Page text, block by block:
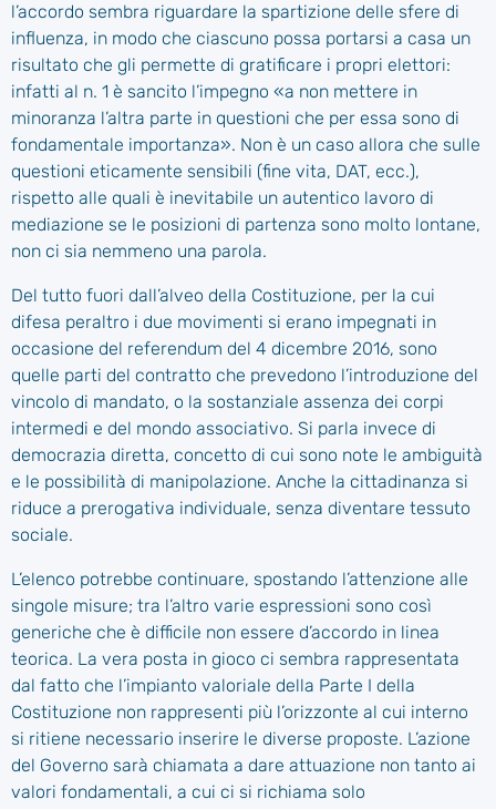
l’accordo sembra riguardare la spartizione delle sfere di
influenza, in modo che ciascuno possa portarsi a casa un
risultato che gli permette di gratificare i propri elettori:
infatti al n. 1 è sancito l’impegno «a non mettere in
minoranza l’altra parte in questioni che per essa sono di
fondamentale importanza». Non è un caso allora che sulle
questioni eticamente sensibili (fine vita, DAT, ecc.),
rispetto alle quali è inevitabile un autentico lavoro di
mediazione se le posizioni di partenza sono molto lontane,
non ci sia nemmeno una parola.
Del tutto fuori dall’alveo della Costituzione, per la cui
difesa peraltro i due movimenti si erano impegnati in
occasione del referendum del 4 dicembre 2016, sono
quelle parti del contratto che prevedono l’introduzione del
vincolo di mandato, o la sostanziale assenza dei corpi
intermedi e del mondo associativo. Si parla invece di
democrazia diretta, concetto di cui sono note le ambiguità
e le possibilità di manipolazione. Anche la cittadinanza si
riduce a prerogativa individuale, senza diventare tessuto
sociale.
L’elenco potrebbe continuare, spostando l’attenzione alle
singole misure; tra l’altro varie espressioni sono così
generiche che è difficile non essere d’accordo in linea
teorica. La vera posta in gioco ci sembra rappresentata
dal fatto che l’impianto valoriale della Parte I della
Costituzione non rappresenti più l’orizzonte al cui interno
si ritiene necessario inserire le diverse proposte. L’azione
del Governo sarà chiamata a dare attuazione non tanto ai
valori fondamentali, a cui ci si richiama solo